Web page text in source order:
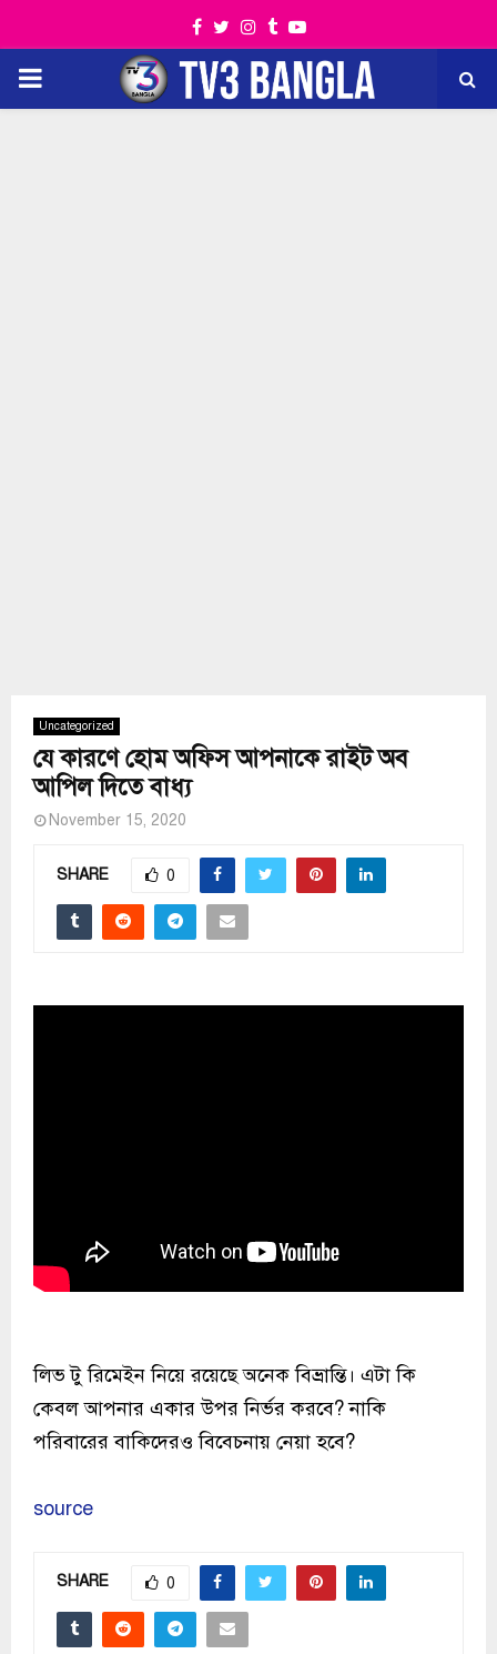
Facebook
TwitterInstagram
TumblrYoutube
PRIMARY
Uncategorized
যে কারণে হোম অফিস আপনাকে রাইট অব
আপিল দিতে বাধ্য
November 15, 2020
SHARE 0
লিভ টু রিমেইন নিয়ে রয়েছে অনেক বিভ্রান্তি। এটা কি
কেবল আপনার একার উপর নির্ভর করবে? নাকি
পরিবারের বাকিদেরও বিবেচনায় নেয়া হবে?
source
SHARE 0